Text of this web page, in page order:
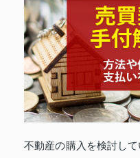
不動産の購入を検討し